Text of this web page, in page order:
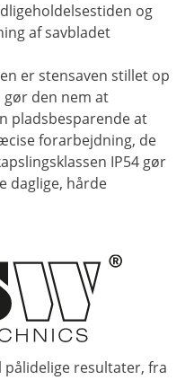
og
af savbladet
er stensaven stillet op
gør den nem at
pladsbesparende at
forarbejdning, de
IP54 gør
daglige, hårde
resultater, fra